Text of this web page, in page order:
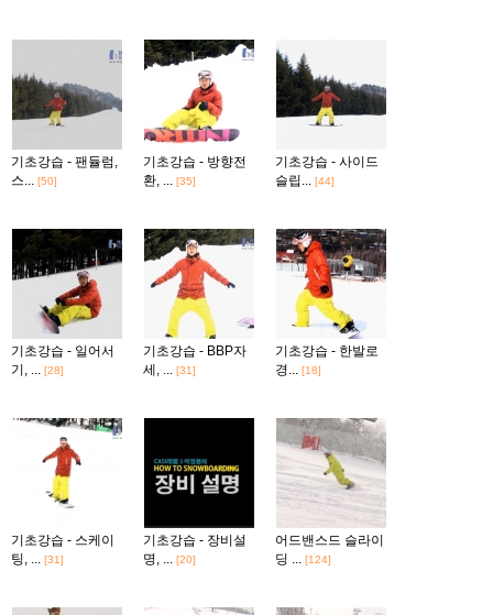
기초강습 - 팬듈럼,
스... [50]
기초강습 - 방향전
환, ... [35]
기초강습 - 사이드
슬립... [44]
기초강습 - 일어서
기, ... [28]
기초강습 - BBP자
세, ... [31]
기초강습 - 한발로
경... [18]
기초강습 - 스케이
팅, ... [31]
기초강습 - 장비설
명, ... [20]
어드밴스드 슬라이
딩 ... [124]